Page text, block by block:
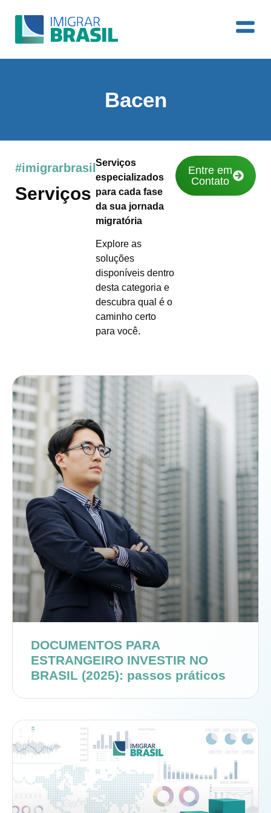
Bacen
#imigrarbrasil
Serviços
Serviços
especializados
para cada fase
da sua jornada
migratória
Explore as
soluções
disponíveis dentro
desta categoria e
descubra qual é o
caminho certo
para você.
Entre em
Contato
DOCUMENTOS PARA
ESTRANGEIRO INVESTIR NO
BRASIL (2025): passos práticos